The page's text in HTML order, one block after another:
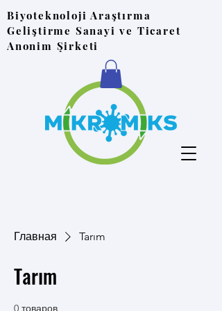
Biyoteknoloji Araştırma
Geliştirme Sanayi ve Ticaret
Anonim Şirketi
Главная Tarım
Tarım
0 товаров